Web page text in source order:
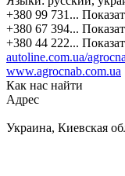
+380 99 731...
+380 67 394...
+380 44 222...
autoline.com.ua/
www.agrocnab.com.ua
Как нас найти
Адрес
Украина, Киевская